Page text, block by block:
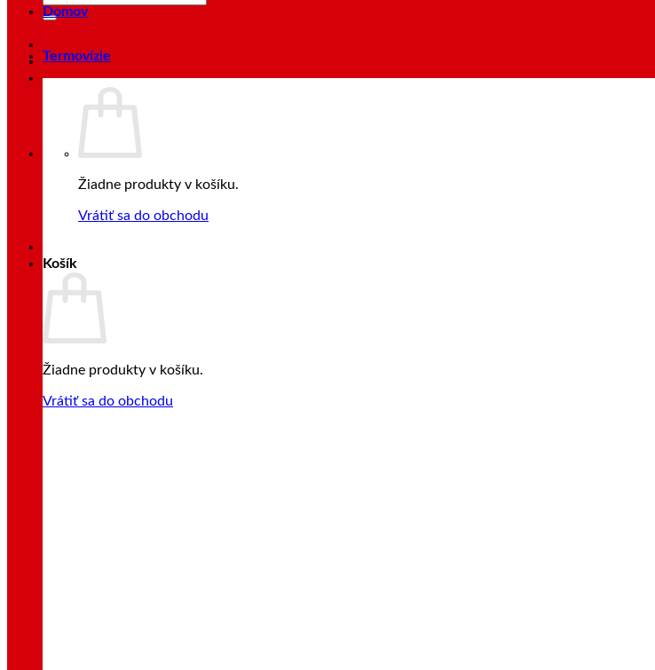
Prihlásenie
Žiadne produkty v košíku.
Vrátiť sa do obchodu
Košík
Žiadne produkty v košíku.
Vrátiť sa do obchodu
Domov
Termovízie